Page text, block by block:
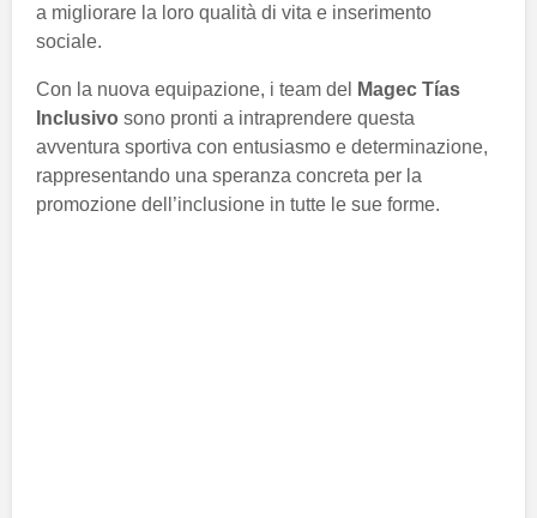
a migliorare la loro qualità di vita e inserimento
sociale.
Con la nuova equipazione, i team del
Magec Tías
Inclusivo sono pronti a intraprendere questa
avventura sportiva con entusiasmo e determinazione,
rappresentando una speranza concreta per la
promozione dell’inclusione in tutte le sue forme.